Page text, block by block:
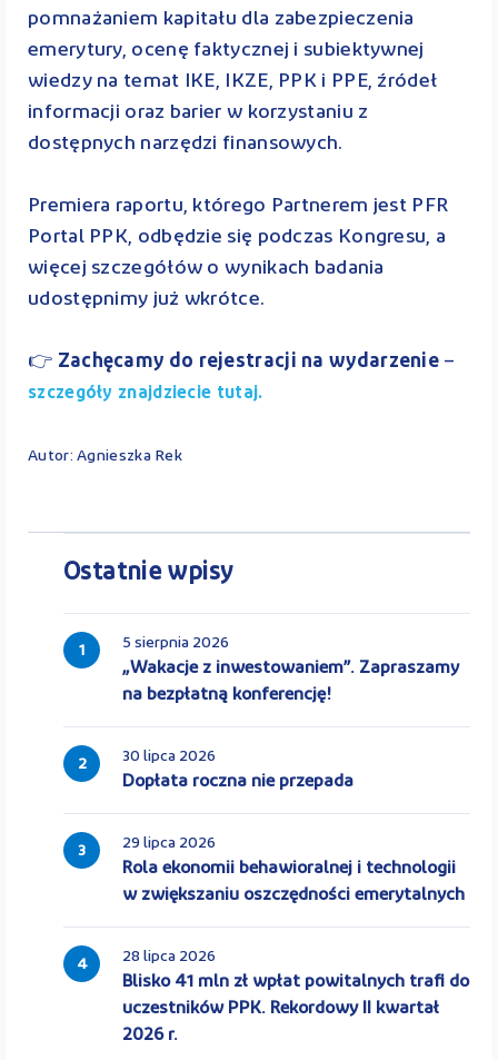
pomnażaniem kapitału dla zabezpieczenia
emerytury, ocenę faktycznej i subiektywnej
wiedzy na temat IKE, IKZE, PPK i PPE, źródeł
informacji oraz barier w korzystaniu z
dostępnych narzędzi finansowych.
Premiera raportu, którego Partnerem jest PFR
Portal PPK, odbędzie się podczas Kongresu, a
więcej szczegółów o wynikach badania
udostępnimy już wkrótce.
👉 Zachęcamy do rejestracji na wydarzenie –
szczegóły znajdziecie tutaj.
Autor: Agnieszka Rek
Ostatnie wpisy
1 5 sierpnia 2026
„Wakacje z inwestowaniem”. Zapraszamy
na bezpłatną konferencję!
2 30 lipca 2026
Dopłata roczna nie przepada
3 29 lipca 2026
Rola ekonomii behawioralnej i technologii
w zwiększaniu oszczędności emerytalnych
4 28 lipca 2026
Blisko 41 mln zł wpłat powitalnych trafi do
uczestników PPK. Rekordowy II kwartał
2026 r.